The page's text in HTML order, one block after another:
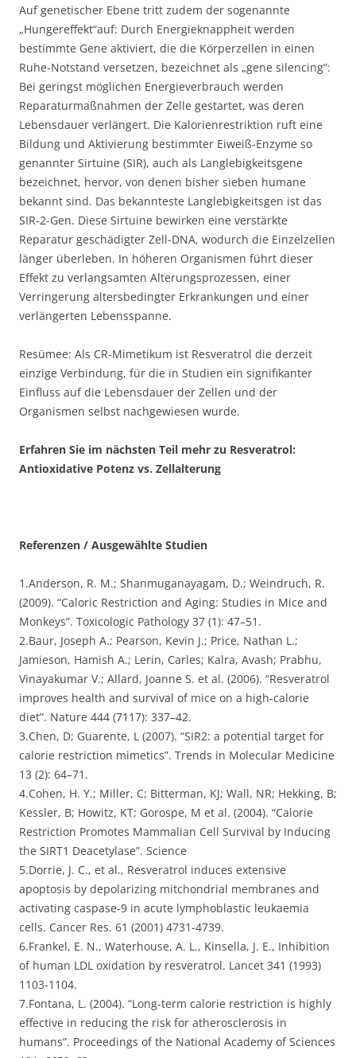
Auf genetischer Ebene tritt zudem der sogenannte
„Hungereffekt“auf: Durch Energieknappheit werden
bestimmte Gene aktiviert, die die Körperzellen in einen
Ruhe-Notstand versetzen, bezeichnet als „gene silencing“:
Bei geringst möglichen Energieverbrauch werden
Reparaturmaßnahmen der Zelle gestartet, was deren
Lebensdauer verlängert. Die Kalorienrestriktion ruft eine
Bildung und Aktivierung bestimmter Eiweiß-Enzyme so
genannter Sirtuine (SIR), auch als Langlebigkeitsgene
bezeichnet, hervor, von denen bisher sieben humane
bekannt sind. Das bekannteste Langlebigkeitsgen ist das
SIR-2-Gen. Diese Sirtuine bewirken eine verstärkte
Reparatur geschädigter Zell-DNA, wodurch die Einzelzellen
länger überleben. In höheren Organismen führt dieser
Effekt zu verlangsamten Alterungsprozessen, einer
Verringerung altersbedingter Erkrankungen und einer
verlängerten Lebensspanne.
Resümee: Als CR-Mimetikum ist Resveratrol die derzeit
einzige Verbindung, für die in Studien ein signifikanter
Einfluss auf die Lebensdauer der Zellen und der
Organismen selbst nachgewiesen wurde.
Erfahren Sie im nächsten Teil mehr zu Resveratrol:
Antioxidative Potenz vs. Zellalterung
Referenzen / Ausgewählte Studien
1.Anderson, R. M.; Shanmuganayagam, D.; Weindruch, R.
(2009). “Caloric Restriction and Aging: Studies in Mice and
Monkeys”. Toxicologic Pathology 37 (1): 47–51.
2.Baur, Joseph A.; Pearson, Kevin J.; Price, Nathan L.;
Jamieson, Hamish A.; Lerin, Carles; Kalra, Avash; Prabhu,
Vinayakumar V.; Allard, Joanne S. et al. (2006). “Resveratrol
improves health and survival of mice on a high-calorie
diet”. Nature 444 (7117): 337–42.
3.Chen, D; Guarente, L (2007). “SIR2: a potential target for
calorie restriction mimetics”. Trends in Molecular Medicine
13 (2): 64–71.
4.Cohen, H. Y.; Miller, C; Bitterman, KJ; Wall, NR; Hekking, B;
Kessler, B; Howitz, KT; Gorospe, M et al. (2004). “Calorie
Restriction Promotes Mammalian Cell Survival by Inducing
the SIRT1 Deacetylase”. Science
5.Dorrie, J. C., et al., Resveratrol induces extensive
apoptosis by depolarizing mitchondrial membranes and
activating caspase-9 in acute lymphoblastic leukaemia
cells. Cancer Res. 61 (2001) 4731-4739.
6.Frankel, E. N., Waterhouse, A. L., Kinsella, J. E., Inhibition
of human LDL oxidation by resveratrol. Lancet 341 (1993)
1103-1104.
7.Fontana, L. (2004). “Long-term calorie restriction is highly
effective in reducing the risk for atherosclerosis in
humans”. Proceedings of the National Academy of Sciences